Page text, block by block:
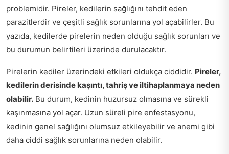
problemidir. Pireler, kedilerin sağlığını tehdit eden
parazitlerdir ve çeşitli sağlık sorunlarına yol açabilirler. Bu
yazıda, kedilerde pirelerin neden olduğu sağlık sorunları ve
bu durumun belirtileri üzerinde durulacaktır.
Pirelerin kediler üzerindeki etkileri oldukça ciddidir. Pireler,
kedilerin derisinde kaşıntı, tahriş ve iltihaplanmaya neden
olabilir. Bu durum, kedinin huzursuz olmasına ve sürekli
kaşınmasına yol açar. Uzun süreli pire enfestasyonu,
kedinin genel sağlığını olumsuz etkileyebilir ve anemi gibi
daha ciddi sağlık sorunlarına neden olabilir.